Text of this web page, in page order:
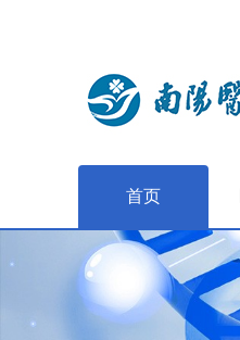
首页